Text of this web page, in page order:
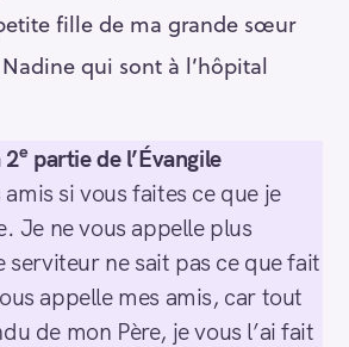
fille de ma grande sœur
qui sont à l’hôpital
2epartie de l’Évangile
amis si vous faites ce que je
Je ne vous appelle plus
serviteur ne sait pas ce que fait
appelle mes amis, car tout
de mon Père, je vous l’ai fait